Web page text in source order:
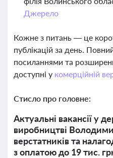
Джерело
Кожне з питань — це
публікацій за день.
посиланнями та
доступні у комерційній
Стисло про головне:
Актуальні вакансії у
виробництві
верстатників та
з оплатою до 19 тис.